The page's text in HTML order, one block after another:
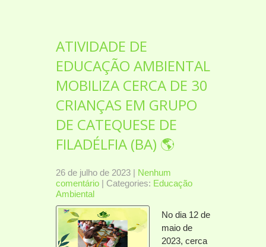
ATIVIDADE DE
EDUCAÇÃO AMBIENTAL
MOBILIZA CERCA DE 30
CRIANÇAS EM GRUPO
DE CATEQUESE DE
FILADÉLFIA (BA) 🌎
26 de julho de 2023 | Nenhum
comentário | Categories: Educação
Ambiental
No dia 12 de
maio de
2023, cerca